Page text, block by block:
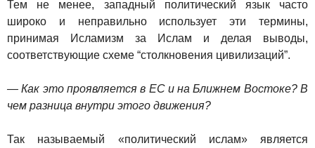
Тем не менее, западный политический язык часто
широко и неправильно использует эти термины,
принимая Исламизм за Ислам и делая выводы,
соответствующие схеме “столкновения цивилизаций”.
— Как это проявляется в ЕС и на Ближнем Востоке? В
чем разница внутри этого движения?
Так называемый «политический ислам» является